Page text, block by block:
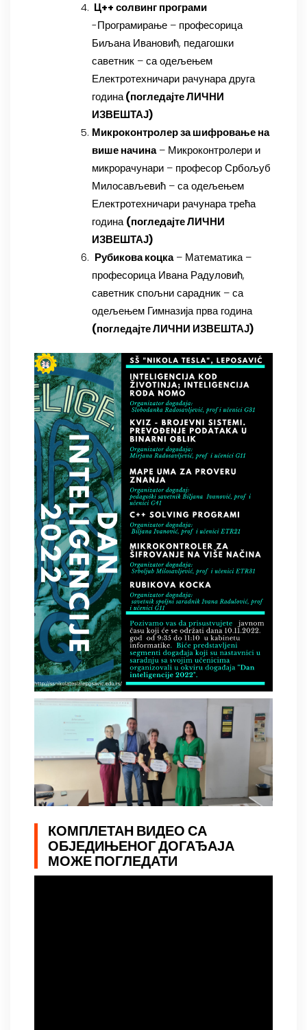
Ц++ солвинг програми
-Програмирање – професорица
Биљана Ивановић, педагошки
саветник – са одељењем
Електротехничари рачунара друга
година(погледајте ЛИЧНИ
ИЗВЕШТАЈ)
Микроконтролер за шифровање на
више начина– Микроконтролери и
микрорачунари – професор Србољуб
Милосављевић – са одељењем
Електротехничари рачунара трећа
година (погледајте ЛИЧНИ
ИЗВЕШТАЈ)
Рубикова коцка– Математика –
професорица Ивана Радуловић,
саветник спољни сарадник – са
одељењем Гимназија прва година
(погледајте ЛИЧНИ ИЗВЕШТАЈ)
КОМПЛЕТАН ВИДЕО СА
ОБЈЕДИЊЕНОГ ДОГАЂАЈА
МОЖЕ ПОГЛЕДАТИ